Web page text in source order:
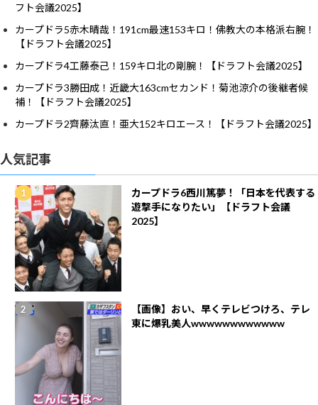
フト会議2025】
カープドラ5赤木晴哉！191cm最速153キロ！佛教大の本格派右腕！
【ドラフト会議2025】
カープドラ4工藤泰己！159キロ北の剛腕！【ドラフト会議2025】
カープドラ3勝田成！近畿大163cmセカンド！菊池涼介の後継者候
補！【ドラフト会議2025】
カープドラ2齊藤汰直！亜大152キロエース！【ドラフト会議2025】
人気記事
カープドラ6西川篤夢！「日本を代表する
遊撃手になりたい」【ドラフト会議
2025】
【画像】おい、早くテレビつけろ、テレ
東に爆乳美人wwwwwwwwwwww